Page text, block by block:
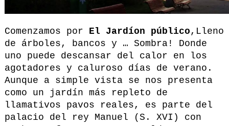
Comenzamos por El Jardíon público ,Lleno
de árboles, bancos y … Sombra! Donde
uno puede descansar del calor en los
agotadores y caluroso días de verano.
Aunque a simple vista se nos presenta
como un jardín más repleto de
llamativos pavos reales, es parte del
palacio del rey Manuel (S. XVI) con